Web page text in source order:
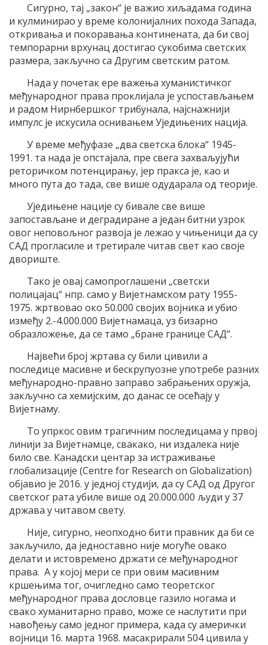
Сигурно, тај „закон“ је важио хиљадама година
и кулминирао у време колонијалних похода Запада,
откривања и покоравања континената, да би свој
темпорарни врхунац достигао сукобима светских
размера, закључно са Другим светским ратом.
Нада у почетак ере важења хуманистичког
међународног права проклијала је успостављањем
и радом Нирнбершког трибунала, најснажнији
импулс је искусила оснивањем Уједињених нација.
У време међуфазе „два светска блока“ 1945-
1991. та нада је опстајала, пре свега захваљујући
реторичком потенцирању, јер пракса је, као и
много пута до тада, све више одударала од теорије.
Уједињене нације су бивале све више
запостављане и деградиране а један битни узрок
овог неповољног развоја је лежао у чињеници да су
САД прогласиле и третирале читав свет као своје
двориште.
Тако је овај самопроглашени „светски
полицајац“ нпр. само у Вијетнамском рату 1955-
1975. жртвовао око 50.000 својих војника и убио
између 2.-4.000.000 Вијетнамаца, уз бизарно
образложење, да се тамо „бране границе САД“.
Највећи број жртава су били цивили а
последице масивне и бескрупуозне употребе разних
међународно-правно заправо забрањених оружја,
закључно са хемијским, до данас се осећају у
Вијетнаму.
То упркос овим трагичним последицама у првој
линији за Вијетнамце, свакако, ни издалека није
било све. Канадски центар за истраживање
глобализације (Centre for Research on Globalization)
објавио је 2016. у једној студији, да су САД од Другог
светског рата убиле више од 20.000.000 људи у 37
држава у читавом свету.
Није, сигурно, неопходно бити правник да би се
закључило, да једноставно није могуће овако
делати и истовремено држати се међународног
права. А у којој мери се при овим масивним
кршењима тог, очигледно само теоретског
међународног права дословце газило ногама и
свако хуманитарно право, може се наслутити при
навођењу само једног примера, када су амерички
војници 16. марта 1968. масакрирали 504 цивила у